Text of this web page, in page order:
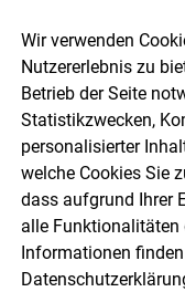
Österreichische
Niederösterreich
Wir verwenden
Nutzererlebnis zu
Betrieb der Seite
Statistikzwecken,
personalisierter
welche Cookies Sie
dass aufgrund Ihrer
alle Funktionalitäten
Informationen